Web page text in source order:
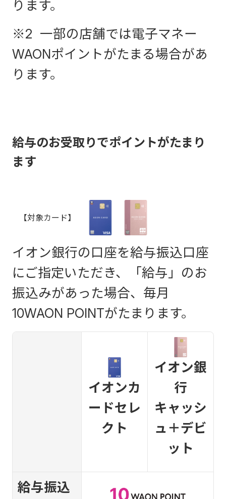
ります。
※2 一部の店舗では電子マネー
WAONポイントがたまる場合があ
ります。
給与のお受取りでポイントがたまり
ます
【対象カード】
イオン銀行の口座を給与振込口座
にご指定いただき、「給与」のお
振込みがあった場合、毎月
10WAON POINTがたまります。
イオンカ
ードセレ
クト
イオン銀
行
キャッシ
ュ＋デビ
ット
給与振込